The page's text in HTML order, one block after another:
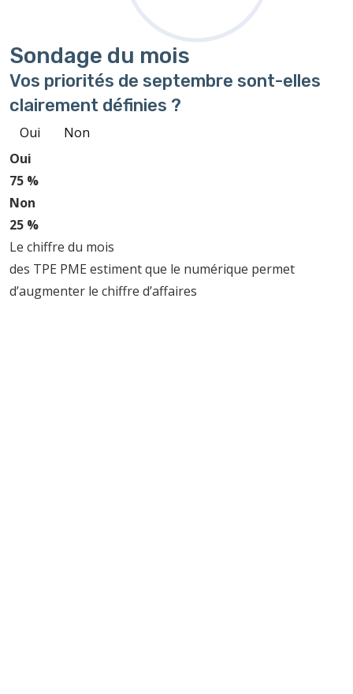
Sondage du mois
Vos priorités de septembre sont-elles
clairement définies ?
Oui
Non
Oui
75 %
Non
25 %
Le chiffre du mois
des TPE PME estiment que le numérique permet
d’augmenter le chiffre d’affaires